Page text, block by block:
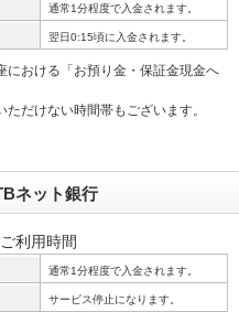
通常1分程度で入金されます。
翌日0:15頃に入金されます。
における「お預り金・保証金現金へ
だけない時間帯もございます。
ネット銀行
利用時間
通常1分程度で入金されます。
サービス停止になります。